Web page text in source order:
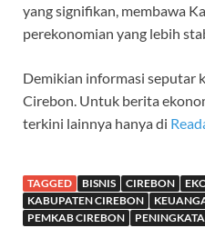
yang signifikan, membawa
perekonomian yang lebih
Demikian informasi seputar
Cirebon. Untuk berita
terkini lainnya hanya di
TAGGED BISNIS CIREBON
KABUPATEN CIREBON
PEMKAB CIREBON